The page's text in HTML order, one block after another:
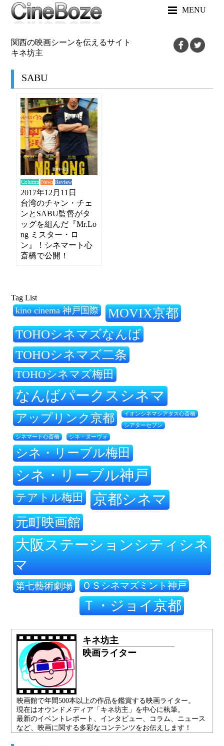
MENU
関西の映画シーンを伝えるサイト
キネ坊主
SABU
Column News Review
2017年12月11日
台湾のチャン・チェ
ンとSABU監督がタ
ッグを組んだ『Mr.Lo
ng ミスター・ロ
ン』！シネマート心
斎橋で公開！
Tag List
kino cinema 神戸国際 MOVIX京都
TOHOシネマズなんば
TOHOシネマズ二条
TOHOシネマズ梅田
なんばパークスシネマ
アップリンク京都 イオンシネマシアタス心斎橋
シアターセブン
シネマート心斎橋 シネ・ヌーヴォ
シネ・リーブル梅田
シネ・リーブル神戸
テアトル梅田 京都シネマ
元町映画館
大阪ステーションシティシネ
マ
第七藝術劇場 ＯＳシネマズミント神戸
Ｔ・ジョイ京都
キネ坊主
映画ライター
映画館で年間500本以上の作品を鑑賞する映画ライター。
現在はオウンドメディア「キネ坊主」を中心に執筆。
最新のイベントレポート、インタビュー、コラム、ニュース
など、映画に関する多彩なコンテンツをお伝えします！